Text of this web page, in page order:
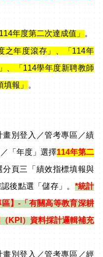
年度第二次達成值」 。
之年度滾存」、「114年
、「114學年度新聘教師
報」
。
畫別登入／管考專區／績
「年度」選擇114年第二
分頁三「績效指標填報與
後點選「儲存」。 *統計
】-「有關高等教育深耕
KPI）資料採計邏輯補充
畫別登入／管考專區／經